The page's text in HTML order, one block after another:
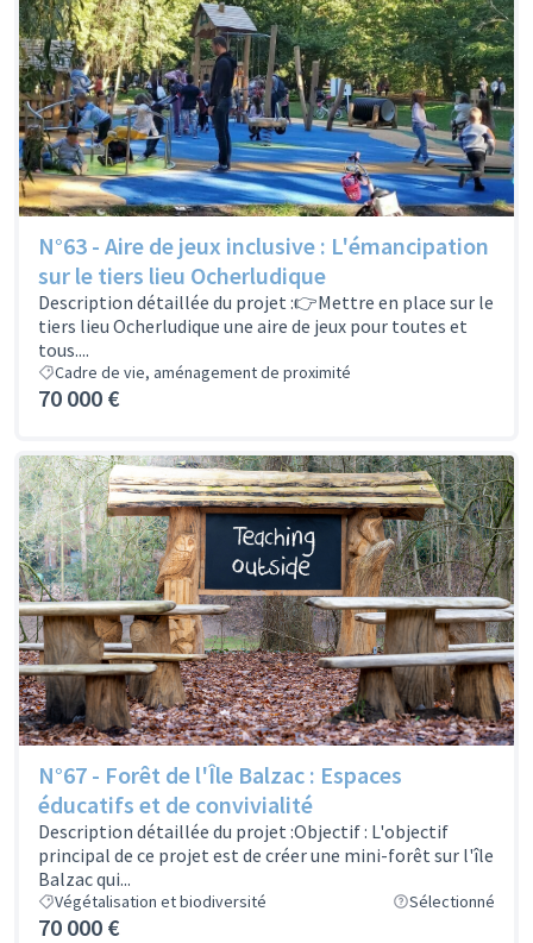
N°63 - Aire de jeux inclusive : L'émancipation
sur le tiers lieu Ocherludique
Description détaillée du projet :👉Mettre en place sur le
tiers lieu Ocherludique une aire de jeux pour toutes et
tous....
Cadre de vie, aménagement de proximité
70 000 €
N°67 - Forêt de l'Île Balzac : Espaces
éducatifs et de convivialité
Description détaillée du projet :Objectif : L'objectif
principal de ce projet est de créer une mini-forêt sur l'île
Balzac qui...
Végétalisation et biodiversité Sélectionné
70 000 €